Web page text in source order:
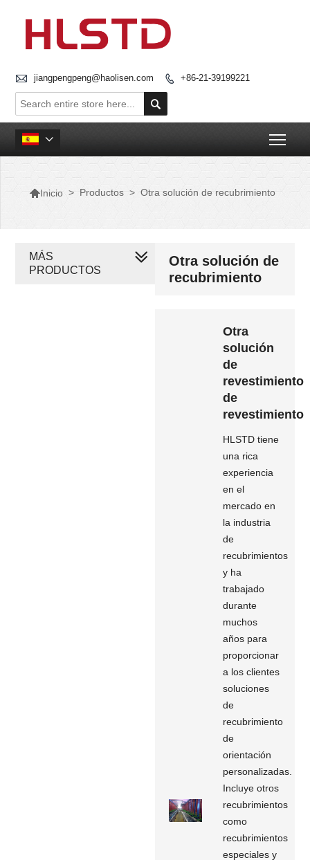
 jiangpengpeng@haolisen.com  +86-21-39199221


Inicio > Productos > Otra solución de recubrimiento
Otra solución de
recubrimiento
Otra
solución
de
revestimiento
de
revestimiento
HLSTD tiene
una rica
experiencia
en el
mercado en
la industria
de
recubrimientos
y ha
trabajado
durante
muchos
años para
proporcionar
a los clientes
soluciones
de
recubrimiento
de
orientación
personalizadas.
Incluye otros
recubrimientos
como
recubrimientos
especiales y
MÁS
PRODUCTOS